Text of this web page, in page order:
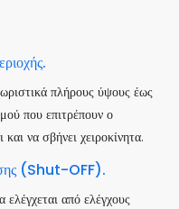
πλήρους ύψους έως
που επιτρέπουν ο
να σβήνει χειροκίνητα.
(Shut-OFF).
από ελέγχους